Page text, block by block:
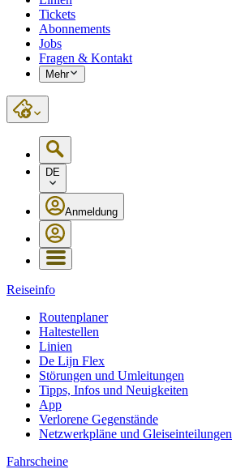
Tickets
Abonnements
Jobs
Fragen & Kontakt
Mehr
DE
Anmeldung
Reiseinfo
Routenplaner
Haltestellen
Linien
De Lijn Flex
Störungen und Umleitungen
Tipps, Infos und Neuigkeiten
App
Verlorene Gegenstände
Netzwerkpläne und Gleiseinteilungen
Fahrscheine